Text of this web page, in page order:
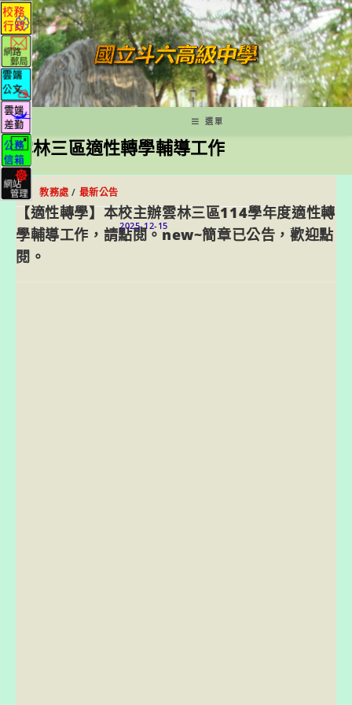
跳
轉
至
主
要
內
容
選單
雲林三區適性轉學輔導工作
教務處 / 最新公告
【適性轉學】本校主辦雲林三區114學年度適性轉
學輔導工作，請點閱。new~簡章已公告，歡迎點
閱。
2025-12-15